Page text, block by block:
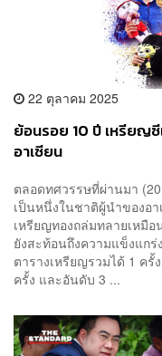
22 ตุลาคม 2025
ย้อนรอย 10 ปี เหรียญ
อาเซียน
ตลอดทศวรรษที่ผ่านมา
เป็นหนึ่งในชาติผู้นำของอ
เหรียญทองถล่มทลายเหมื
ยังสะท้อนถึงความแข็งแก
ตารางเหรียญรวมได้ 1 ครั้
ครั้ง และอันดับ 3 ...